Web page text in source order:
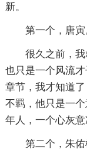
新。
第一个，唐寅
很久之前，
也只是一个风流
章节，我才知道
不羁，他只是一
年人，一个心灰意
第二个，朱佑